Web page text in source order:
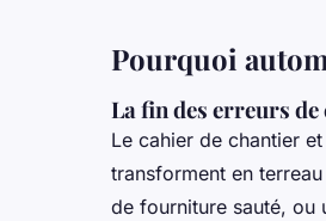
Pourquoi
La fin des erreurs
Le cahier de chantier
transforment en
de fourniture sauté, ou